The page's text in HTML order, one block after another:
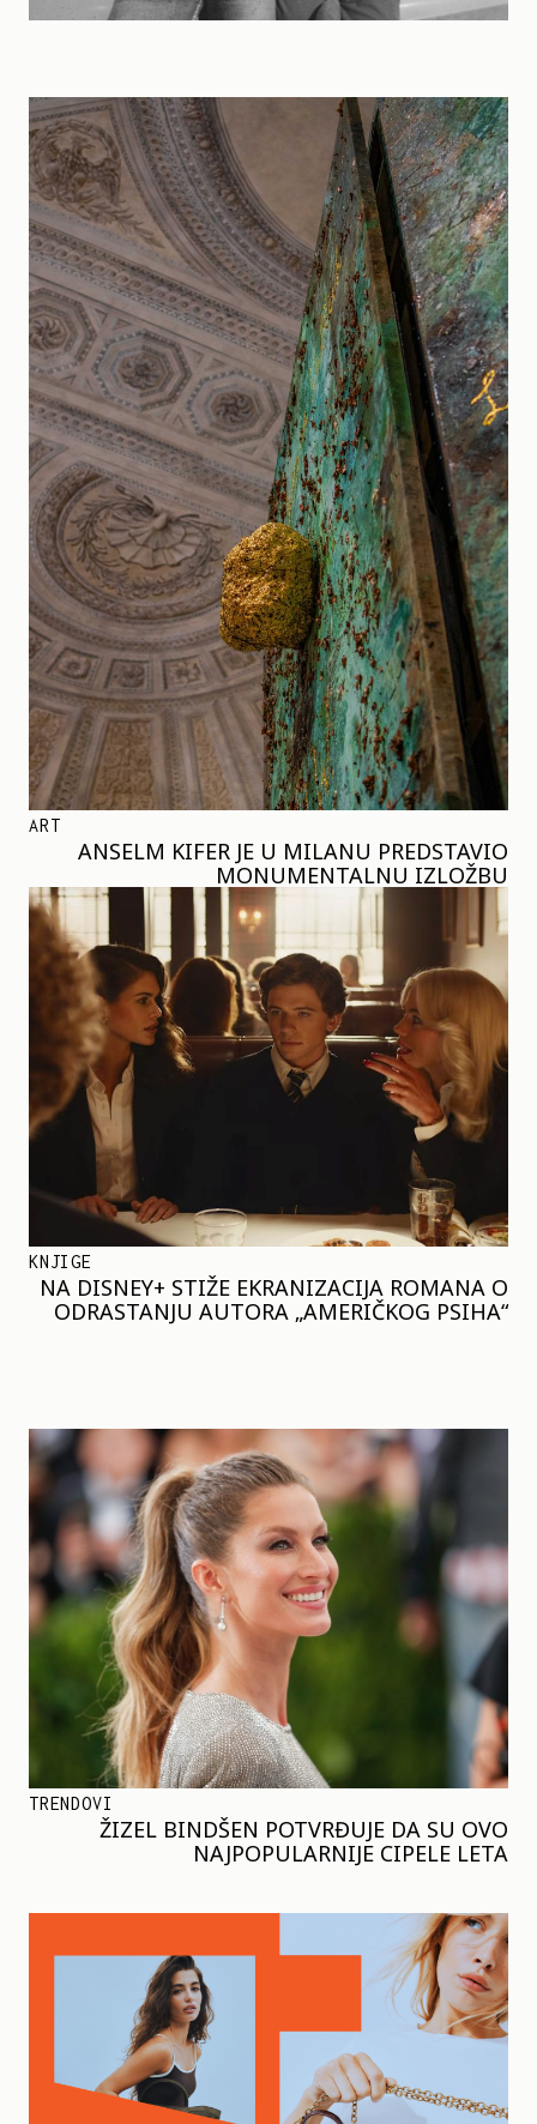
ART
ANSELM KIFER JE U MILANU PREDSTAVIO
MONUMENTALNU IZLOŽBU
KNJIGE
NA DISNEY+ STIŽE EKRANIZACIJA ROMANA O
ODRASTANJU AUTORA „AMERIČKOG PSIHA“
TRENDOVI
ŽIZEL BINDŠEN POTVRĐUJE DA SU OVO
NAJPOPULARNIJE CIPELE LETA